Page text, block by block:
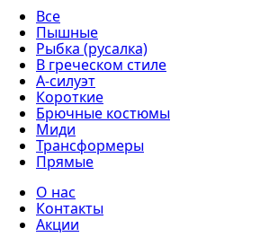
Все
Пышные
Рыбка (русалка)
В греческом стиле
А-силуэт
Короткие
Брючные костюмы
Миди
Трансформеры
Прямые
О нас
Контакты
Акции